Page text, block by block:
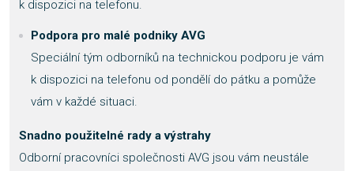
k dispozici na telefonu.
Podpora pro malé podniky AVG
Speciální tým odborníků na technickou podporu je vám
k dispozici na telefonu od pondělí do pátku a pomůže
vám v každé situaci.
Snadno použitelné rady a výstrahy
Odborní pracovníci společnosti AVG jsou vám neustále